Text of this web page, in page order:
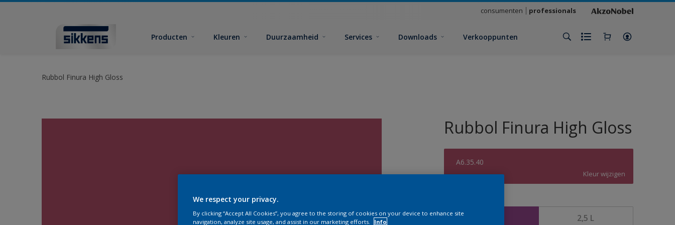
consumenten professionals
Producten Kleuren Duurzaamheid Services Downloads Verkooppunten
Rubbol Finura High Gloss
Rubbol Finura High Gloss
A6.35.40
Kleur wijzigen
2,5 L
We respect your privacy.
By clicking “Accept All Cookies”, you agree to the storing of cookies on your device to enhance site
navigation, analyze site usage, and assist in our marketing efforts.
Info